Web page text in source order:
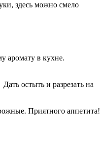
здесь можно смело
аромату в кухне.
остыть и разрезать на
Приятного аппетита!